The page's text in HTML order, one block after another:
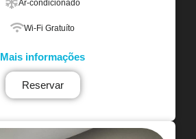
Ar-condicionado
Wi-Fi Gratuíto
Mais informações
Reservar